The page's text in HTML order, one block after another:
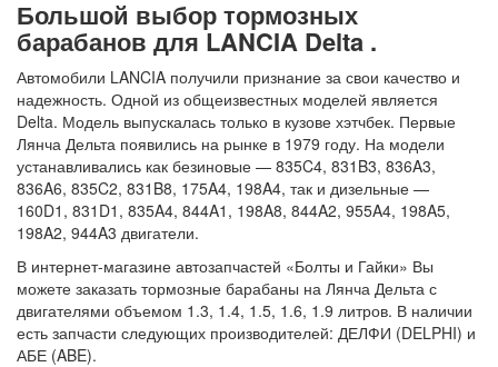
Большой выбор тормозных
барабанов для LANCIA Delta .
Автомобили LANCIA получили признание за свои качество и
надежность. Одной из общеизвестных моделей является
Delta. Модель выпускалась только в кузове хэтчбек. Первые
Лянча Дельта появились на рынке в 1979 году. На модели
устанавливались как безиновые — 835C4, 831B3, 836A3,
836A6, 835C2, 831B8, 175A4, 198A4, так и дизельные —
160D1, 831D1, 835A4, 844A1, 198A8, 844A2, 955A4, 198A5,
198A2, 944A3 двигатели.
В интернет-магазине автозапчастей «Болты и Гайки» Вы
можете заказать тормозные барабаны на Лянча Дельта с
двигателями объемом 1.3, 1.4, 1.5, 1.6, 1.9 литров. В наличии
есть запчасти следующих производителей: ДЕЛФИ (DELPHI) и
АБЕ (ABE).